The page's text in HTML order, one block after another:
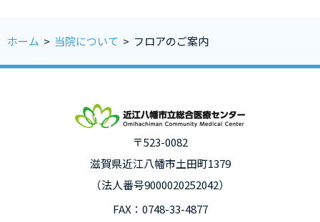
ホーム > 当院について > フロアのご案内
〒523-0082
滋賀県近江八幡市土田町1379
（法人番号9000020252042）
FAX：0748-33-4877